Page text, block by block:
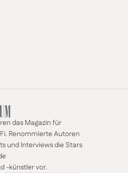
das Magazin für
Renommierte Autoren
und Interviews die Stars
-künstler vor.